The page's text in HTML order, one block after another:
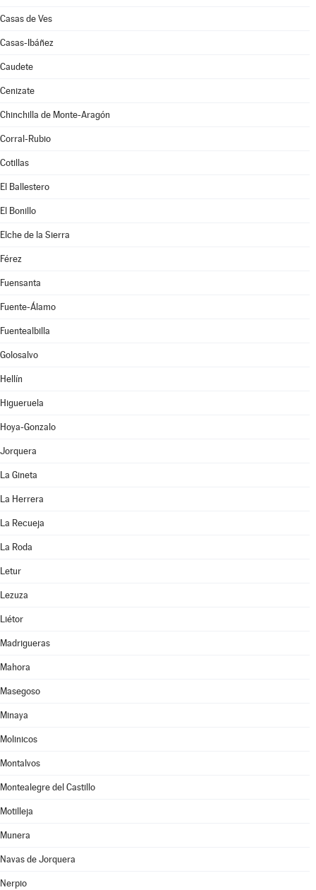
Casas de Ves
Casas-Ibáñez
Caudete
Cenizate
Chinchilla de Monte-Aragón
Corral-Rubio
Cotillas
El Ballestero
El Bonillo
Elche de la Sierra
Férez
Fuensanta
Fuente-Álamo
Fuentealbilla
Golosalvo
Hellín
Higueruela
Hoya-Gonzalo
Jorquera
La Gineta
La Herrera
La Recueja
La Roda
Letur
Lezuza
Liétor
Madrigueras
Mahora
Masegoso
Minaya
Molinicos
Montalvos
Montealegre del Castillo
Motilleja
Munera
Navas de Jorquera
Nerpio